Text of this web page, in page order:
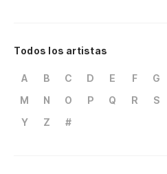
Todos los artistas
A B C D E F G
M
N O P Q R S
Y
Z #